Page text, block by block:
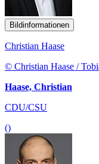
Bildinformationen
Christian Haase
© Christian Haase /
Haase, Christian
CDU/CSU
()